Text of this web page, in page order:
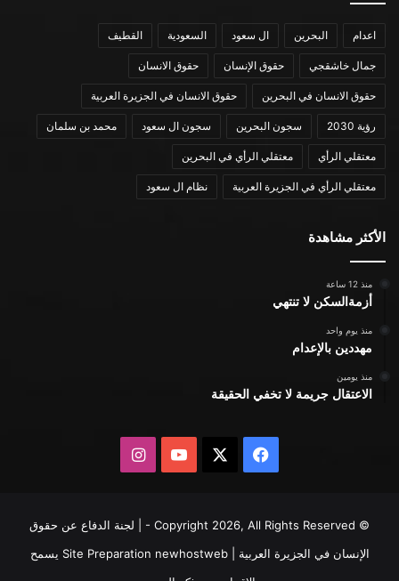
اعدام البحرين ال سعود السعودية القطيف
جمال خاشقجي حقوق الإنسان حقوق الانسان
حقوق الانسان في البحرين حقوق الانسان في الجزيرة العربية
رؤية 2030 سجون البحرين سجون ال سعود محمد بن سلمان
معتقلي الرأي معتقلي الرأي في البحرين
معتقلي الرأي في الجزيرة العربية نظام ال سعود
الأكثر مشاهدة
منذ 12 ساعة
أزمةالسكن لا تنتهي
منذ يوم واحد
مهددين بالإعدام
منذ يومين
الاعتقال جريمة لا تخفي الحقيقة
فيسبوك يوتيوبانستقرام
© Copyright 2026, All Rights Reserved - | لجنة الدفاع عن حقوق
الإنسان في الجزيرة العربية | Site Preparationnewhostweb
يسمح